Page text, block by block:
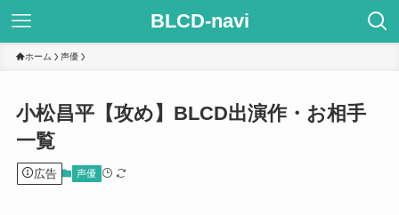
BLCD-navi
ホーム 声優
小松昌平【攻め】BLCD出演作・お相手
一覧
広告 声優